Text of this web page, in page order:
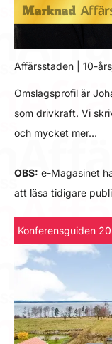
Affärsstaden | 10-
Omslagsprofil är
som drivkraft. Vi
och mycket mer…
OBS: e-Magasinet
att läsa tidigare
Konferensguiden